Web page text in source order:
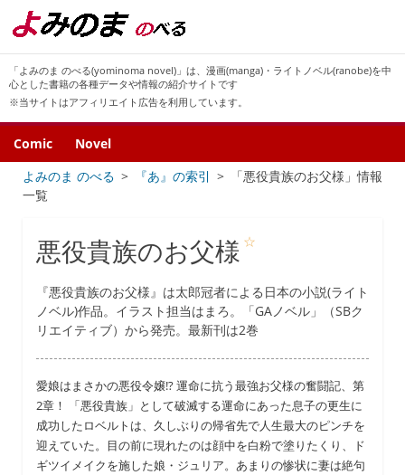
「よみのま のべる(yominoma novel)」は、漫画(manga)・ライトノベル(ranobe)を中
心とした書籍の各種データや情報の紹介サイトです
※当サイトはアフィリエイト広告を利用しています。
Comic
Novel
よみのま のべる
『あ』の索引
「悪役貴族のお父様」情報
一覧
悪役貴族のお父様 ☆
『悪役貴族のお父様』は太郎冠者による日本の小説(ライト
ノベル)作品。イラスト担当はまろ。「GAノベル」（SBク
リエイティブ）から発売。最新刊は2巻
愛娘はまさかの悪役令嬢!? 運命に抗う最強お父様の奮闘記、第
2章！ 「悪役貴族」として破滅する運命にあった息子の更生に
成功したロベルトは、久しぶりの帰省先で人生最大のピンチを
迎えていた。目の前に現れたのは顔中を白粉で塗りたくり、ド
ギツイメイクを施した娘・ジュリア。あまりの惨状に妻は絶句